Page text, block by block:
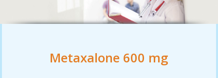
Metaxalone 600 mg